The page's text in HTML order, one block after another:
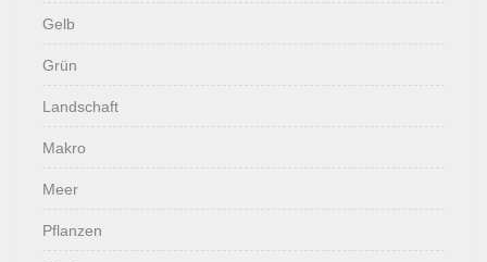
Gelb
Grün
Landschaft
Makro
Meer
Pflanzen